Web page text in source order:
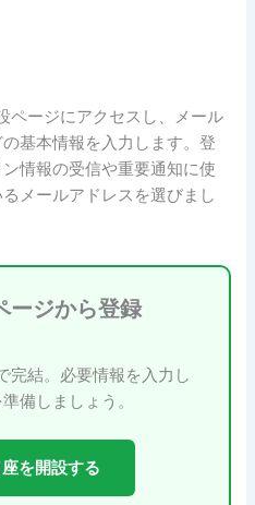
ページにアクセスし、メール
基本情報を入力します。登
情報の受信や重要通知に使
メールアドレスを選びまし
ージから登録
完結。必要情報を入力し
備しましょう。
を開設する